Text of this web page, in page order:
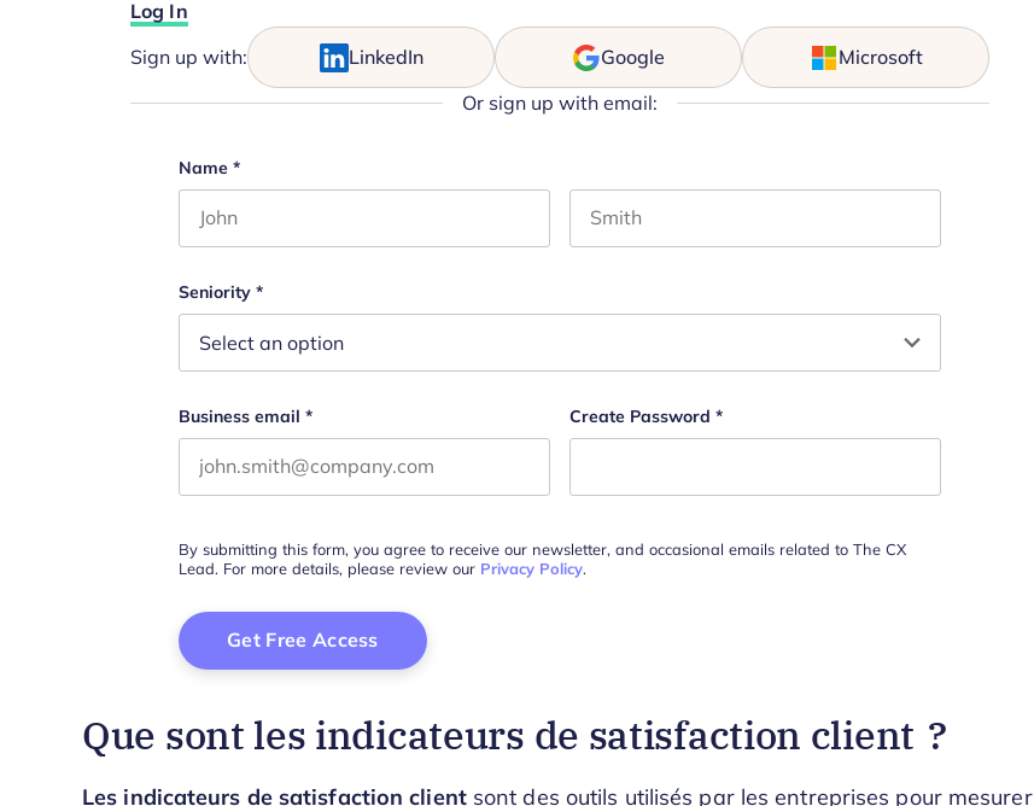
Log In
Sign up with: LinkedIn Google Microsoft
Or sign up with email:
LinkedIn
Name *
Seniority *
Business email * Create Password *
By submitting this form, you agree to receive our newsletter, and occasional emails related to The CX
Lead. For more details, please review our Privacy Policy.
Que sont les indicateurs de satisfaction client ?
Les indicateurs de satisfaction clientsont des outils utilisés par les entreprises pour mesurer